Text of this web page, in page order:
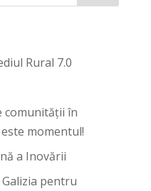
Rural 7.0
comunității în
momentul!
a Inovării
pentru